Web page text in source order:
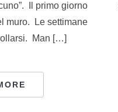
Il primo giorno
muro. Le settimane
Man […]